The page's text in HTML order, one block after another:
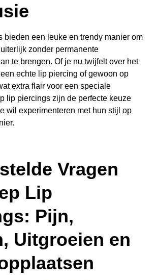
bieden een leuke en trendy manier om
zonder permanente
te brengen. Of je nu twijfelt over het
echte lip piercing of gewoon op
extra flair voor een speciale
lip piercings zijn de perfecte keuze
wil experimenteren met hun stijl op
Vragen
Lip
Pijn,
Uitgroeien en